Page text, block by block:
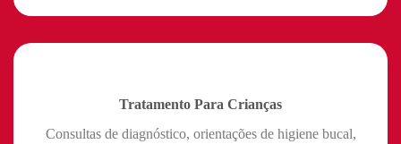
Tratamento Para Crianças
Consultas de diagnóstico, orientações de higiene bucal,